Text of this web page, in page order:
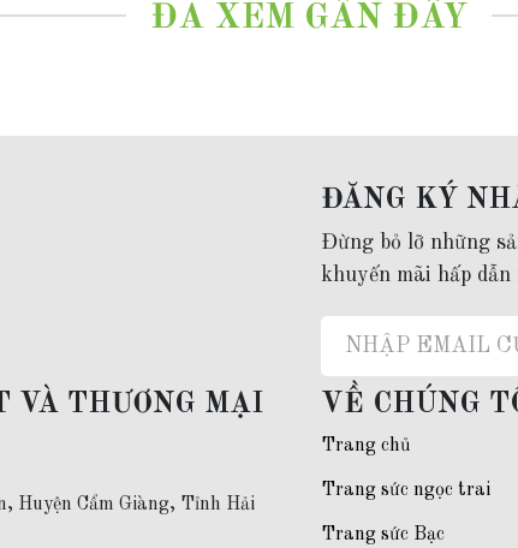
ĐÃ XEM GẦN ĐÂY
ĐĂNG KÝ
Đừng bỏ lỡ những
khuyến mãi hấp dẫn
VÀ THƯƠNG MẠI
Huyện Cẩm Giàng, Tỉnh Hải
VỀ CHÚNG
Trang chủ
Trang sức ngọc trai
Trang sức Bạc